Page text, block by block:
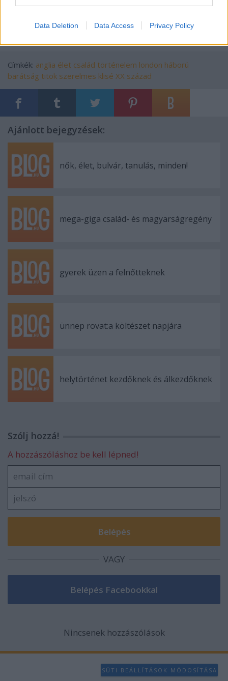
Data Deletion Data Access Privacy Policy
annyiféle finom kaja van.
Címkék: anglia élet család történelem london háború
barátság titok szerelmes klisé XX század
Ajánlott bejegyzések:
nők, élet, bulvár, tanulás, minden!
mega-giga család- és magyarságregény
gyerek üzen a felnőtteknek
ünnep rovat:a költészet napjára
helytörténet kezdőknek és álkezdőknek
Szólj hozzá!
A hozzászóláshoz be kell lépned!
VAGY
Nincsenek hozzászólások
SÜTI BEÁLLÍTÁSOK MÓDOSÍTÁSA